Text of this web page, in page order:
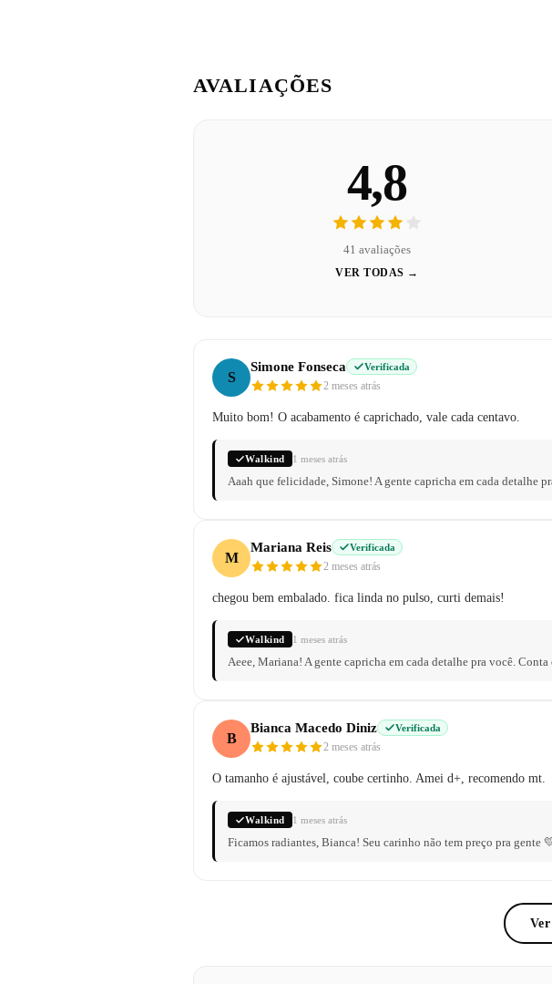
AVALIAÇÕES
4,8
41 avaliações
VER TODAS →
S
Simone Fonseca Verificada
2 meses atrás
Muito bom! O acabamento é caprichado, vale cada centavo.
Walkind 1 meses atrás
Aaah que felicidade, Simone! A gente capricha em cada detalhe
M
Mariana Reis Verificada
2 meses atrás
chegou bem embalado. fica linda no pulso, curti demais!
Walkind 1 meses atrás
Aeee, Mariana! A gente capricha em cada detalhe pra você. Conta
B
Bianca Macedo Diniz Verificada
2 meses atrás
O tamanho é ajustável, coube certinho. Amei d+, recomendo mt.
Walkind 1 meses atrás
Ficamos radiantes, Bianca! Seu carinho não tem preço pra gente